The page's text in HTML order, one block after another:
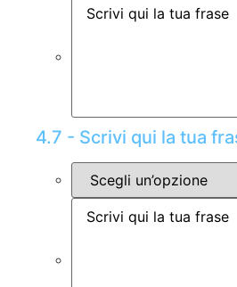
4.7 - Scrivi qui la tua